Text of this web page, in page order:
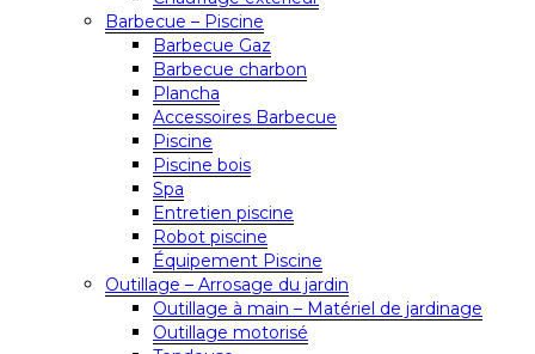
Barbecue – Piscine
Barbecue Gaz
Barbecue charbon
Plancha
Accessoires Barbecue
Piscine
Piscine bois
Spa
Entretien piscine
Robot piscine
Équipement Piscine
Outillage – Arrosage du jardin
Outillage à main – Matériel de jardinage
Outillage motorisé